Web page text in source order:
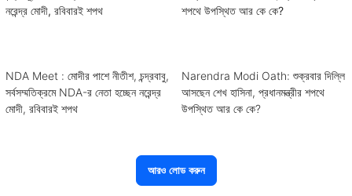
NDA Meet : মোদীর পাশে নীতীশ, চন্দ্রবাবু,
সর্বসম্মতিক্রমে NDA-র নেতা হচ্ছেন নরেন্দ্র
মোদী, রবিবারই শপথ
Narendra Modi Oath: শুক্রবার দিল্লি
আসছেন শেখ হাসিনা, প্রধানমন্ত্রীর শপথে
উপস্থিত আর কে কে?
আরও লোড করুন